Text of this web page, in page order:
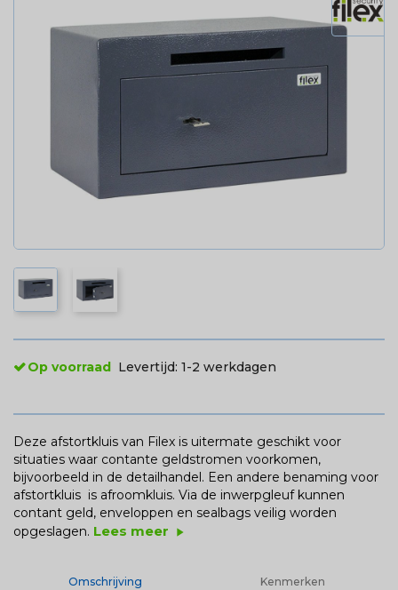
Op voorraad Levertijd: 1-2 werkdagen
Deze afstortkluis van Filex is uitermate geschikt voor
situaties waar contante geldstromen voorkomen,
bijvoorbeeld in de detailhandel. Een andere benaming voor
afstortkluis is afroomkluis. Via de inwerpgleuf kunnen
contant geld, enveloppen en sealbags veilig worden
opgeslagen. Lees meer play_arrow
Omschrijving Kenmerken